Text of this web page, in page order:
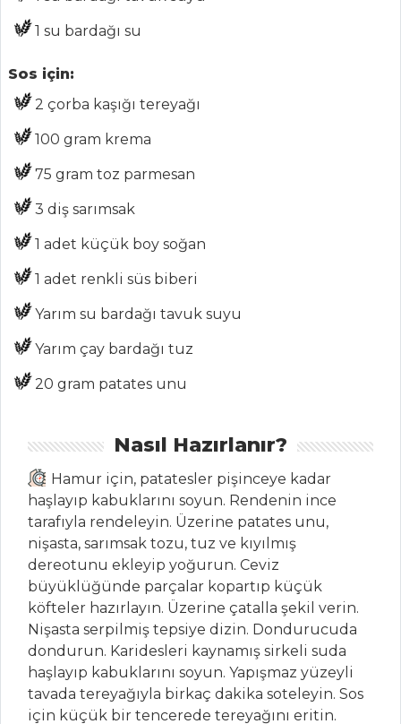
Hamur İşleri Tüm
Tarifleri
ET YEMEKLERI
SEBZELİ ROSTO
Fırında Sebzeli
Antep Tava
Et Yemekleri Tüm
Tarifleri
SEBZE
YEMEKLERI
Sarması
Bulgurlu Yaprak
Sarma
Sebze Yemekleri
Tüm Tarifleri
SALATALAR
Çökelek Salatası
RENKLİ BİBERLİ
BUĞDAY SALATASI
1 su bardağı su
Sos için:
2 çorba kaşığı tereyağı
100 gram krema
75 gram toz parmesan
3 diş sarımsak
1 adet küçük boy soğan
1 adet renkli süs biberi
Yarım su bardağı tavuk suyu
Yarım çay bardağı tuz
20 gram patates unu
Nasıl Hazırlanır?
Hamur için, patatesler pişinceye kadar
haşlayıp kabuklarını soyun. Rendenin ince
tarafıyla rendeleyin. Üzerine patates unu,
nişasta, sarımsak tozu, tuz ve kıyılmış
dereotunu ekleyip yoğurun. Ceviz
büyüklüğünde parçalar kopartıp küçük
köfteler hazırlayın. Üzerine çatalla şekil verin.
Nişasta serpilmiş tepsiye dizin. Dondurucuda
dondurun. Karidesleri kaynamış sirkeli suda
haşlayıp kabuklarını soyun. Yapışmaz yüzeyli
tavada tereyağıyla birkaç dakika soteleyin. Sos
için küçük bir tencerede tereyağını eritin.